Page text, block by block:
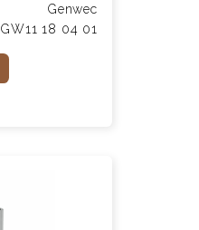
Genwec
GW11 18 04 01